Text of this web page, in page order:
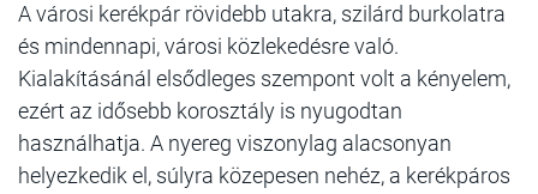
A városi kerékpár rövidebb utakra, szilárd burkolatra
és mindennapi, városi közlekedésre való.
Kialakításánál elsődleges szempont volt a kényelem,
ezért az idősebb korosztály is nyugodtan
használhatja. A nyereg viszonylag alacsonyan
helyezkedik el, súlyra közepesen nehéz, a kerékpáros